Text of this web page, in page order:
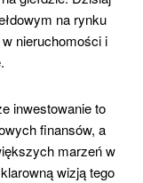
na rynku
nieruchomości i
inwestowanie to
finansów, a
marzeń w
wizją tego